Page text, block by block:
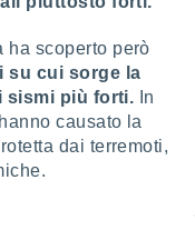
ha scoperto però
su cui sorge la
sismi più forti. In
causato la
dai terremoti,